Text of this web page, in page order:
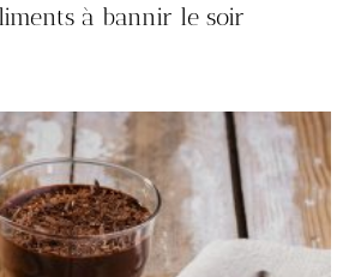
à bannir le soir